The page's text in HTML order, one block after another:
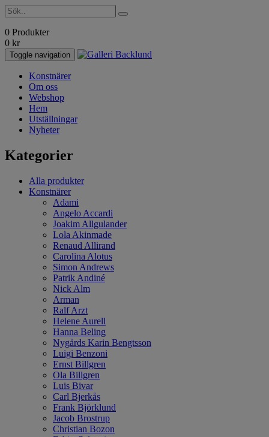
0 Produkter
0 kr
Toggle navigation
Konstnärer
Om oss
Webshop
Hem
Utställningar
Nyheter
Kategorier
Alla produkter
Konstnärer
Adami
Angelo Accardi
Joakim Allgulander
Lola Akinmade
Renaud Allirand
Carolina Alotus
Simon Andrews
Patrik Andiné
Nick Alm
Arman
Ralf Arzt
Helene Aurell
Hanna Beling
Nygårds Karin Bengtsson
Luigi Benzoni
Ernst Billgren
Ola Billgren
Luis Bivar
Carl Bjerkås
Frank Björklund
Jacob Brostrup
Christian Bozon